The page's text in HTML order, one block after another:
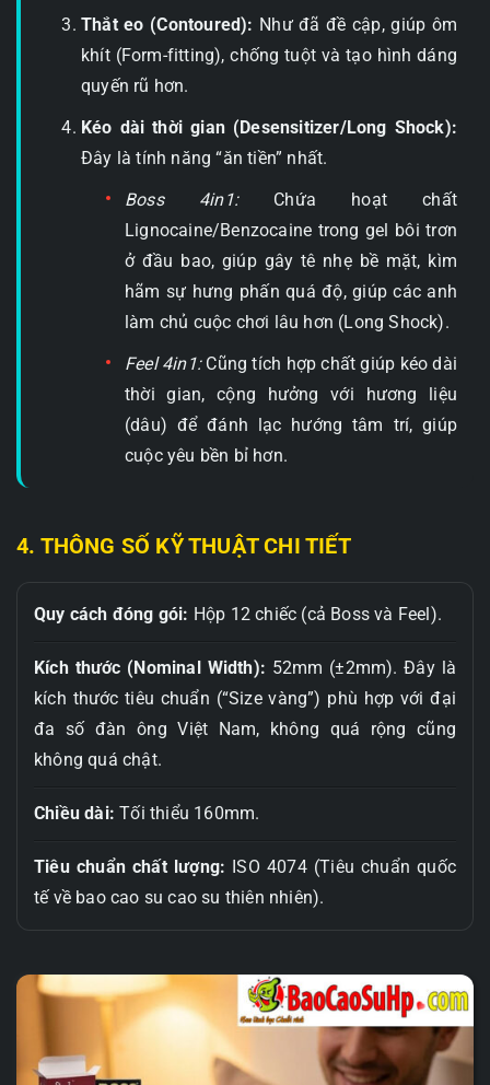
Thắt eo (Contoured): Như đã đề cập, giúp ôm
khít (Form-fitting), chống tuột và tạo hình dáng
quyến rũ hơn.
Kéo dài thời gian (Desensitizer/Long Shock):
Đây là tính năng “ăn tiền” nhất.
Boss 4in1:Chứa hoạt chất
Lignocaine/Benzocaine trong gel bôi trơn
ở đầu bao, giúp gây tê nhẹ bề mặt, kìm
hãm sự hưng phấn quá độ, giúp các anh
làm chủ cuộc chơi lâu hơn (Long Shock).
Feel 4in1:Cũng tích hợp chất giúp kéo dài
thời gian, cộng hưởng với hương liệu
(dâu) để đánh lạc hướng tâm trí, giúp
cuộc yêu bền bỉ hơn.
4. THÔNG SỐ KỸ THUẬT CHI TIẾT
Quy cách đóng gói: Hộp 12 chiếc (cả Boss và Feel).
Kích thước (Nominal Width): 52mm (±2mm). Đây là
kích thước tiêu chuẩn (“Size vàng”) phù hợp với đại
đa số đàn ông Việt Nam, không quá rộng cũng
không quá chật.
Chiều dài: Tối thiểu 160mm.
Tiêu chuẩn chất lượng: ISO 4074 (Tiêu chuẩn quốc
tế về bao cao su cao su thiên nhiên).